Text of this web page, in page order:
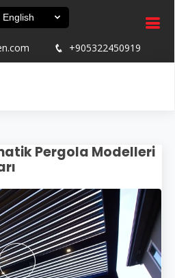
English
+905322450919
Pergola Modelleri